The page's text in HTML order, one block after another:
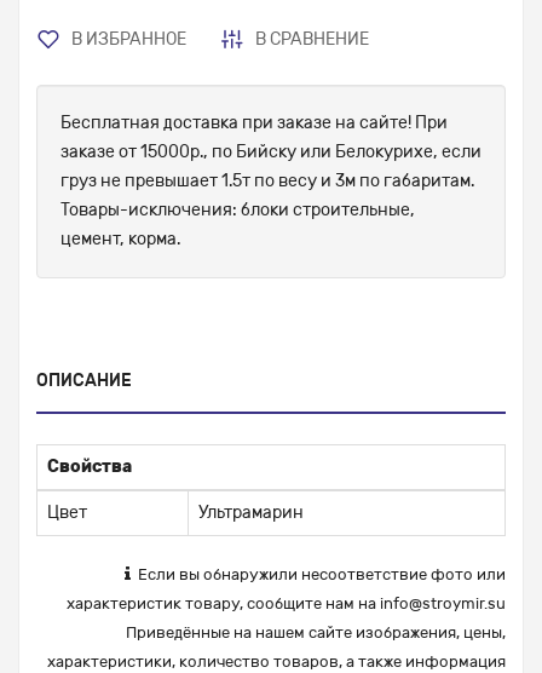
В ИЗБРАННОЕ В СРАВНЕНИЕ
Бесплатная доставка при заказе на сайте! При
заказе от 15000р., по Бийску или Белокурихе, если
груз не превышает 1.5т по весу и 3м по габаритам.
Товары-исключения: блоки строительные,
цемент, корма.
ОПИСАНИЕ
Свойства
Цвет Ультрамарин
Если вы обнаружили несоответствие фото или
характеристик товару, сообщите нам на info@stroymir.su
Приведённые на нашем сайте изображения, цены,
характеристики, количество товаров, а также информация